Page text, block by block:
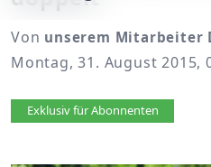
Von unserem Mitarbeiter
Montag, 31. August 2015,
Artikel vorlesen
Exklusiv für Abonnenten